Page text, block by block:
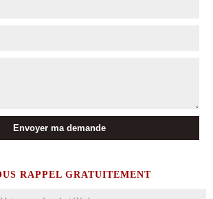
RAPPEL GRATUITEMENT